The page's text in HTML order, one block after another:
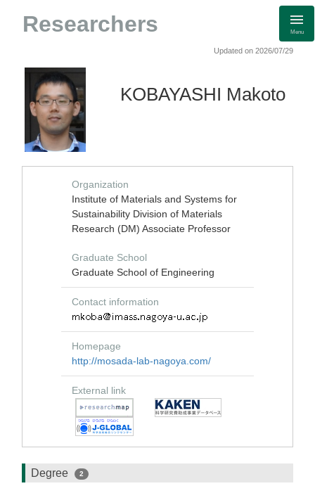
Researchers Menu
Updated on 2026/07/29
KOBAYASHI Makoto
Organization
Institute of Materials and Systems for
Sustainability Division of Materials
Research (DM) Associate Professor
Graduate School
Graduate School of Engineering
Contact information
Homepage
http://mosada-lab-nagoya.com/
External link
Degree 2